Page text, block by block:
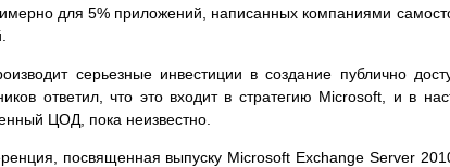
для 5% приложений, написанных компаниями
серьезные инвестиции в создание публично
ответил, что это входит в стратегию Microsoft, и в
ЦОД, пока неизвестно.
посвященная выпуску Microsoft Exchange Server